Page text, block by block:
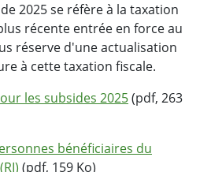
2025 se réfère à la taxation
récente entrée en force au
réserve d'une actualisation
à cette taxation fiscale.
les subsides 2025(pdf, 263
bénéficiaires du
(pdf, 159 Ko)